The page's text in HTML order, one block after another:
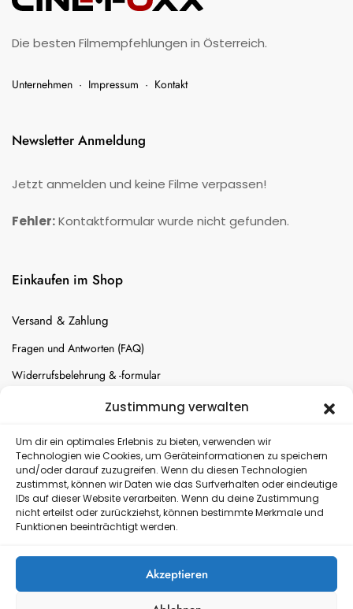
Zustimmung verwalten
Um dir ein optimales Erlebnis zu bieten, verwenden wir
Technologien wie Cookies, um Geräteinformationen zu speichern
und/oder darauf zuzugreifen. Wenn du diesen Technologien
zustimmst, können wir Daten wie das Surfverhalten oder eindeutige
IDs auf dieser Website verarbeiten. Wenn du deine Zustimmung
nicht erteilst oder zurückziehst, können bestimmte Merkmale und
Funktionen beeinträchtigt werden.
Akzeptieren
Die besten Filmempfehlungen in Österreich.
Unternehmen · Impressum · Kontakt
Newsletter Anmeldung
Jetzt anmelden und keine Filme verpassen!
Fehler:Kontaktformular wurde nicht gefunden.
Einkaufen im Shop
Versand & Zahlung
Fragen und Antworten (FAQ)
Widerrufsbelehrung & -formular
Batterien-Entsorgung
Versand
Kostenloser Rückversand